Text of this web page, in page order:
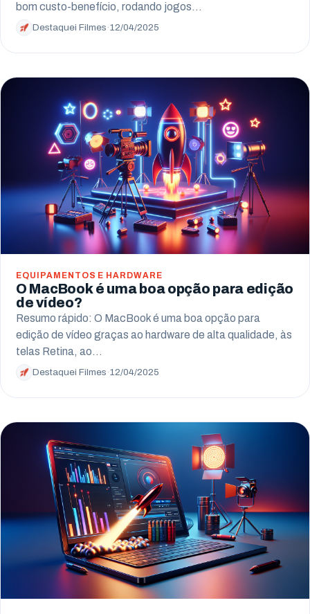
São José dos Pinhais
Campo Largo
Pinhais
Almirante Tamandaré
Paranaguá
Campo Mourão
bom custo-benefício, rodando jogos…
Destaquei Filmes ·12/04/2025
EQUIPAMENTOS E HARDWARE
O MacBook é uma boa opção para edição
de vídeo?
Resumo rápido: O MacBook é uma boa opção para
edição de vídeo graças ao hardware de alta qualidade, às
telas Retina, ao…
Destaquei Filmes ·12/04/2025